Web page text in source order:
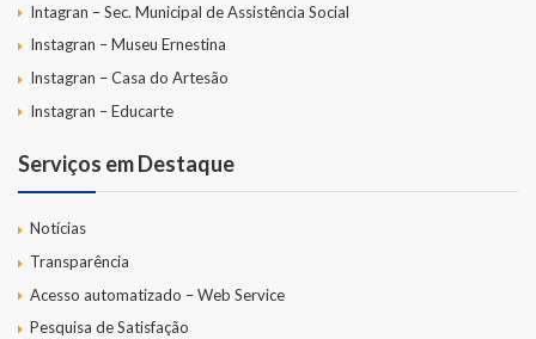
Intagran – Sec. Municipal de Assistência Social
Instagran – Museu Ernestina
Instagran – Casa do Artesão
Instagran – Educarte
Serviços em Destaque
Notícias
Transparência
Acesso automatizado – Web Service
Pesquisa de Satisfação